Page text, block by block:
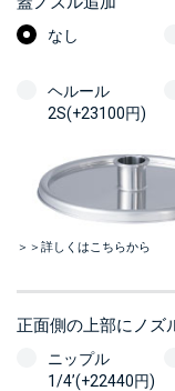
なし
ヘルール
2S(+23100円)
＞＞詳しくはこちらから
正面側の上部にノズ
ニップル
1/4’(+22440円)